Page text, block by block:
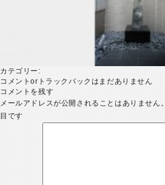
カテゴリー:
コメントorトラックバックはまだありません
コメントを残す
メールアドレスが公開されることはありません。
目です